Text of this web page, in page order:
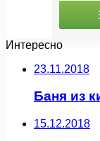
Интересно
23.11.2018
Баня из
15.12.2018